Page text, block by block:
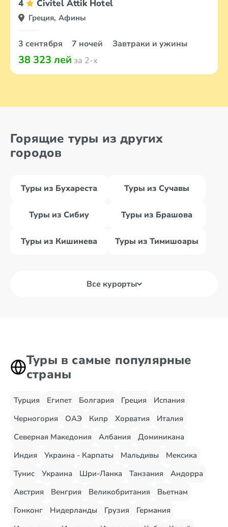
4 Civitel Attik Hotel
Греция, Афины
3 сентября 7 ночей Завтраки и ужины
38 323 лей за 2-х
Горящие туры из других
городов
Туры из Бухареста Туры из Сучавы
Туры из Сибиу Туры из Брашова
Туры из Кишинева Туры из Тимишоары
Все курорты
Туры в самые популярные
страны
Турция Египет Болгария Греция
Испания
Черногория
ОАЭ Кипр Хорватия
Италия
Северная Македония
Албания
Доминикана
Индия
Украина - Карпаты Мальдивы
Мексика
Тунис
Украина Шри-Ланка Танзания
Андорра
Австрия
Венгрия Великобритания
Вьетнам
Гонконг
Нидерланды Грузия
Германия